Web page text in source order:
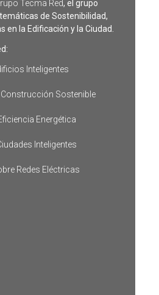
Tecma Red, el grupo
de Sostenibilidad,
en la Edificación y la Ciudad.
Inteligentes
Construcción Sostenible
Energética
Inteligentes
Redes Eléctricas